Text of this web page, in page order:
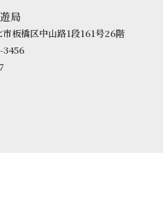
局
板橋区中山路1段161号26階
3456